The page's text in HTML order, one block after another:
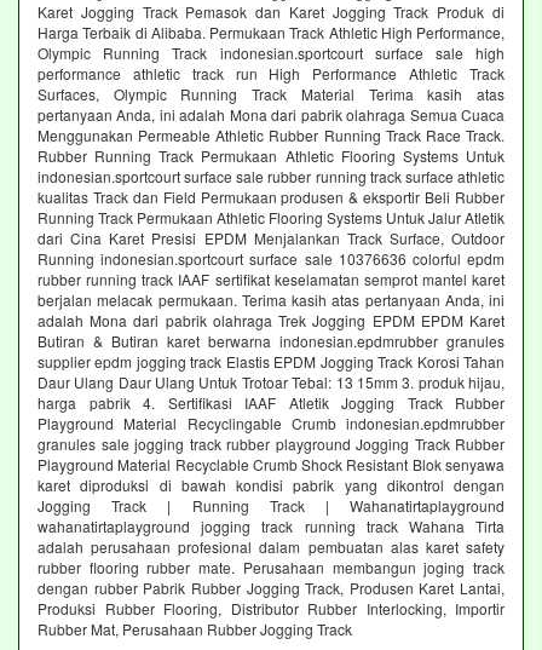
Karet Jogging Track Pemasok dan Karet Jogging Track Produk di
Harga Terbaik di Alibaba. Permukaan Track Athletic High Performance,
Olympic Running Track indonesian.sportcourt surface sale high
performance athletic track run High Performance Athletic Track
Surfaces, Olympic Running Track Material Terima kasih atas
pertanyaan Anda, ini adalah Mona dari pabrik olahraga Semua Cuaca
Menggunakan Permeable Athletic Rubber Running Track Race Track.
Rubber Running Track Permukaan Athletic Flooring Systems Untuk
indonesian.sportcourt surface sale rubber running track surface athletic
kualitas Track dan Field Permukaan produsen & eksportir Beli Rubber
Running Track Permukaan Athletic Flooring Systems Untuk Jalur Atletik
dari Cina Karet Presisi EPDM Menjalankan Track Surface, Outdoor
Running indonesian.sportcourt surface sale 10376636 colorful epdm
rubber running track IAAF sertifikat keselamatan semprot mantel karet
berjalan melacak permukaan. Terima kasih atas pertanyaan Anda, ini
adalah Mona dari pabrik olahraga Trek Jogging EPDM EPDM Karet
Butiran & Butiran karet berwarna indonesian.epdmrubber granules
supplier epdm jogging track Elastis EPDM Jogging Track Korosi Tahan
Daur Ulang Daur Ulang Untuk Trotoar Tebal: 13 15mm 3. produk hijau,
harga pabrik 4. Sertifikasi IAAF Atletik Jogging Track Rubber
Playground Material Recyclingable Crumb indonesian.epdmrubber
granules sale jogging track rubber playground Jogging Track Rubber
Playground Material Recyclable Crumb Shock Resistant Blok senyawa
karet diproduksi di bawah kondisi pabrik yang dikontrol dengan
Jogging Track | Running Track | Wahanatirtaplayground
wahanatirtaplayground jogging track running track Wahana Tirta
adalah perusahaan profesional dalam pembuatan alas karet safety
rubber flooring rubber mate. Perusahaan membangun joging track
dengan rubber Pabrik Rubber Jogging Track, Produsen Karet Lantai,
Produksi Rubber Flooring, Distributor Rubber Interlocking, Importir
Rubber Mat, Perusahaan Rubber Jogging Track